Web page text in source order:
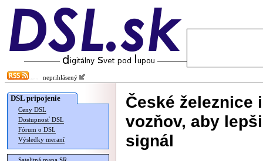
neprihlásený
DSL pripojenie
Ceny DSL
Dostupnosť DSL
Fórum o DSL
Výsledky meraní
České
vozňov, aby
signál